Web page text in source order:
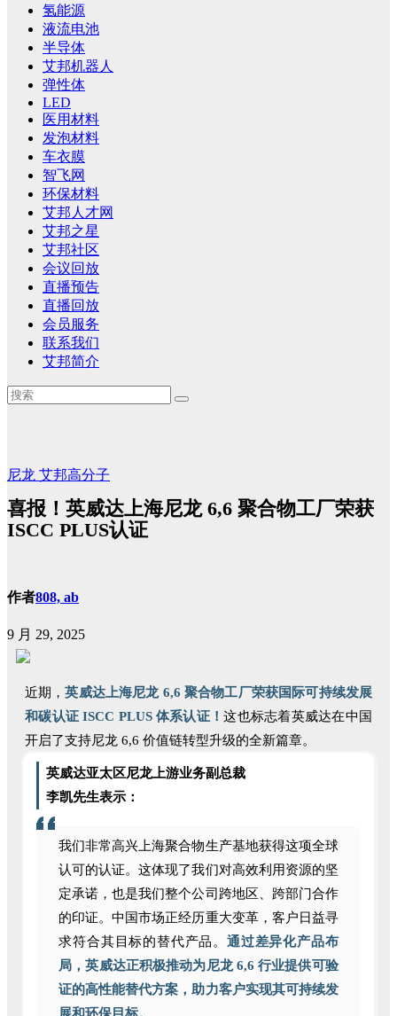
氢能源
液流电池
半导体
艾邦机器人
弹性体
LED
医用材料
发泡材料
车衣膜
智飞网
环保材料
艾邦人才网
艾邦之星
艾邦社区
会议回放
直播预告
直播回放
会员服务
联系我们
艾邦简介
尼龙 艾邦高分子
喜报！英威达上海尼龙 6,6 聚合物工厂荣获
ISCC PLUS认证
作者808, ab
9 月 29, 2025
近期，英威达上海尼龙 6,6 聚合物工厂荣获国际可持续发展
和碳认证 ISCC PLUS 体系认证！这也标志着英威达在中国
开启了支持尼龙 6,6 价值链转型升级的全新篇章。
英威达亚太区尼龙上游业务副总裁
李凯先生表示：
我们非常高兴上海聚合物生产基地获得这项全球
认可的认证。这体现了我们对高效利用资源的坚
定承诺，也是我们整个公司跨地区、跨部门合作
的印证。中国市场正经历重大变革，客户日益寻
求符合其目标的替代产品。通过差异化产品布
局，英威达正积极推动为尼龙 6,6 行业提供可验
证的高性能替代方案，助力客户实现其可持续发